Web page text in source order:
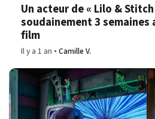
Un acteur de « Lilo &
soudainement 3 semaines
film
Il y a 1 an Camille V.